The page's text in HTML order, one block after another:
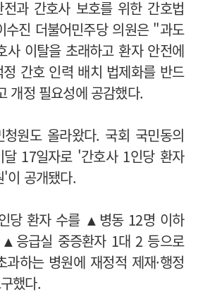
과 간호사 보호를 위한 간호법
수진 더불어민주당 의원은 "과도
사 이탈을 초래하고 환자 안전에
간호 인력 배치 법제화를 반드
개정 필요성에 공감했다.
원도 올라왔다. 국회 국민동의
17일자로 '간호사 1인당 환자
이 공개됐다.
당 환자 수를 ▲병동 12명 이하
응급실 중증환자 1대 2 등으로
하는 병원에 재정적 제재·행정
했다.